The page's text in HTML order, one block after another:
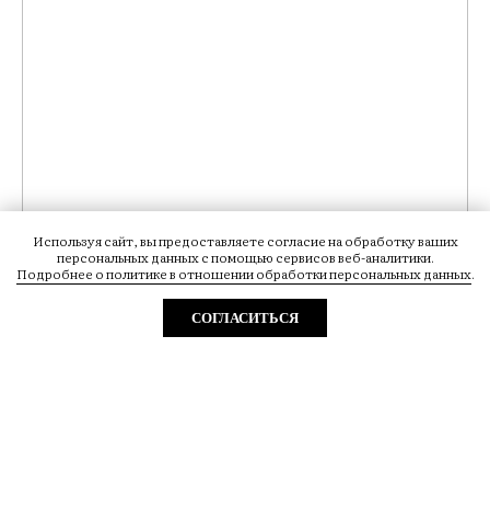
Используя сайт, вы предоставляете согласие на обработку ваших
персональных данных с помощью сервисов веб-аналитики.
Подробнее о политике в отношении обработки персональных данных.
СОГЛАСИТЬСЯ